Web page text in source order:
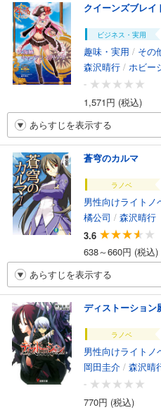
クイーンズブレ
ビジネス・実用
趣味・実用 / その
森沢晴行 / ホビー
-
1,571円 (税込)
あらすじを表示する
蒼穹のカルマ
ラノベ
男性向けライトノ
橘公司 / 森沢晴行
3.6
638～660円 (税込)
あらすじを表示する
ディストーション
ラノベ
男性向けライトノ
岡田圭介 / 森沢晴
-
770円 (税込)